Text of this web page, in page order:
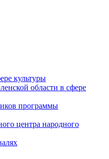
культуры
области в сфере
программы
центра народного